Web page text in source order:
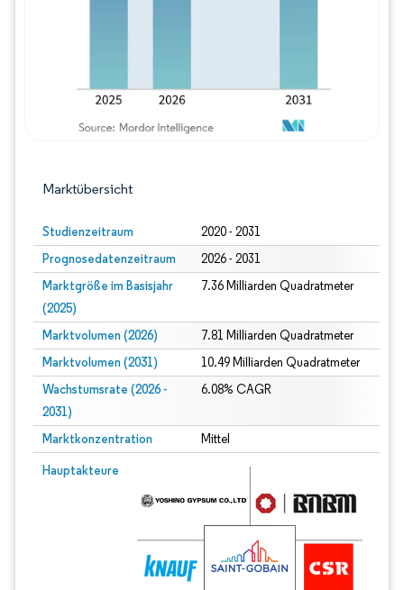
Marktübersicht
Studienzeitraum 2020 - 2031
Prognosedatenzeitraum 2026 - 2031
Marktgröße im Basisjahr
(2025)
7.36 Milliarden Quadratmeter
Marktvolumen (2026) 7.81 Milliarden Quadratmeter
Marktvolumen (2031) 10.49 Milliarden Quadratmeter
Wachstumsrate (2026 -
2031)
6.08% CAGR
Marktkonzentration Mittel
Hauptakteure
Bild © Mordor Intelligence. Wiederverwendung erfordert Namensnennung